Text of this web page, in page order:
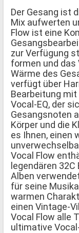
Der Gesang ist
Mix aufwerten
Flow ist eine
zur Verfügung
formen und das
Wärme des
verfügt über
Bearbeitung
Vocal-EQ, der
Gesangsnoten
Körper und die
es Ihnen, einen
Vocal Flow
legendären 32C
Alben
für seine
warmen
einen Vintage-
Vocal Flow alle
ultimative